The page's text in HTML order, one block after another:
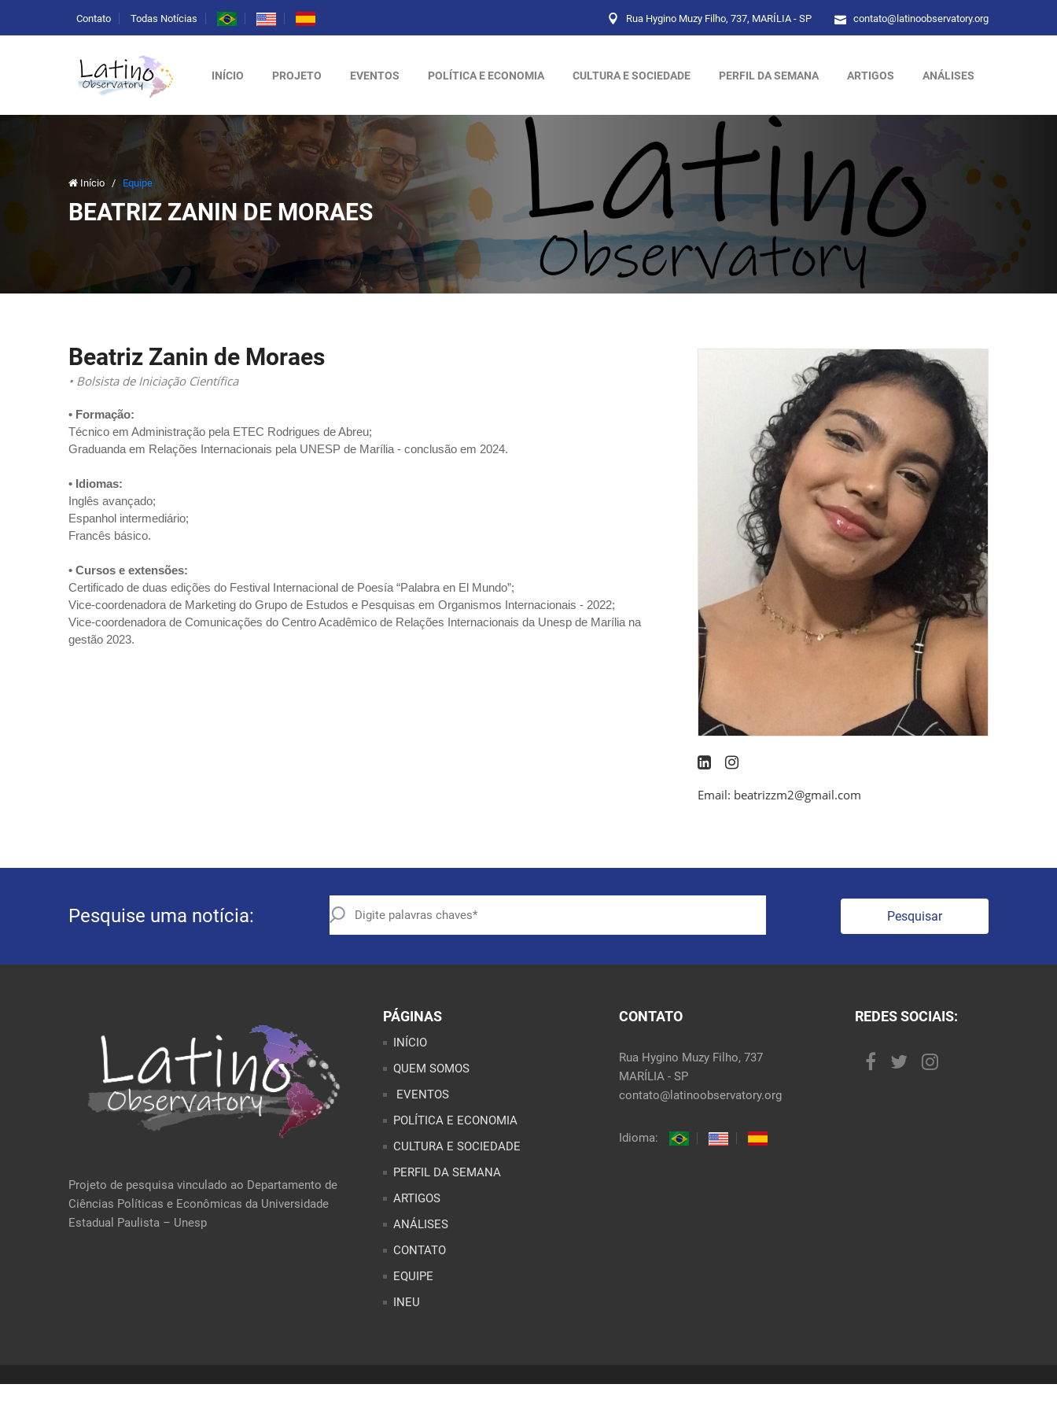
Contato Todas Notícias Rua Hygino Muzy Filho, 737, MARÍLIA - SP contato@latinoobservatory.org
INÍCIO PROJETO EVENTOS POLÍTICA E ECONOMIA CULTURA E SOCIEDADE PERFIL DA SEMANA ARTIGOS ANÁLISES
Início / Equipe
BEATRIZ ZANIN DE MORAES
Beatriz Zanin de Moraes
• Bolsista de Iniciação Científica
• Formação:
Técnico em Administração pela ETEC Rodrigues de Abreu;
Graduanda em Relações Internacionais pela UNESP de Marília - conclusão em 2024.
• Idiomas:
Inglês avançado;
Espanhol intermediário;
Francês básico.
• Cursos e extensões:
Certificado de duas edições do Festival Internacional de Poesía “Palabra en El Mundo”;
Vice-coordenadora de Marketing do Grupo de Estudos e Pesquisas em Organismos Internacionais - 2022;
Vice-coordenadora de Comunicações do Centro Acadêmico de Relações Internacionais da Unesp de Marília na
gestão 2023.
Email: beatrizzm2@gmail.com
Pesquise uma notícia: Pesquisar
Projeto de pesquisa vinculado ao Departamento de
Ciências Políticas e Econômicas da Universidade
Estadual Paulista – Unesp
PÁGINAS
INÍCIO
QUEM SOMOS
EVENTOS
POLÍTICA E ECONOMIA
CULTURA E SOCIEDADE
PERFIL DA SEMANA
ARTIGOS
ANÁLISES
CONTATO
EQUIPE
INEU
CONTATO
Rua Hygino Muzy Filho, 737
MARÍLIA - SP
contato@latinoobservatory.org
Idioma:
REDES SOCIAIS: